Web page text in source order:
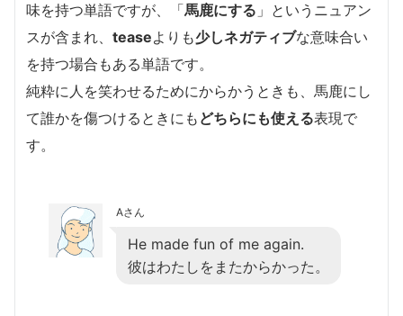
味を持つ単語ですが、「馬鹿にする 」というニュアン
スが含まれ、 teaseよりも少しネガティブな意味合い
を持つ場合もある単語です。
純粋に人を笑わせるためにからかうときも、馬鹿にし
て誰かを傷つけるときにも どちらにも使える表現で
す。
Aさん
He made fun of me again.
彼はわたしをまたからかった。